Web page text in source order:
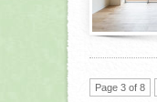
Page 3 of 8